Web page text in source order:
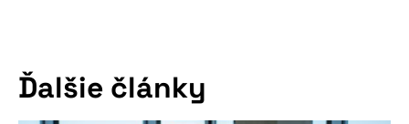
Ďalšie články